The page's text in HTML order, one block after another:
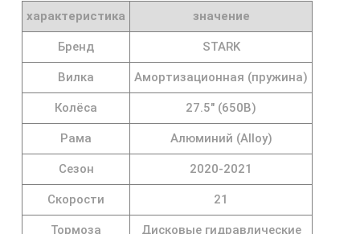
характеристика значение
Бренд STARK
Вилка Амортизационная (пружина)
Колёса 27.5" (650B)
Рама Алюминий (Alloy)
Сезон 2020-2021
Скорости 21
Тормоза Дисковые гидравлические